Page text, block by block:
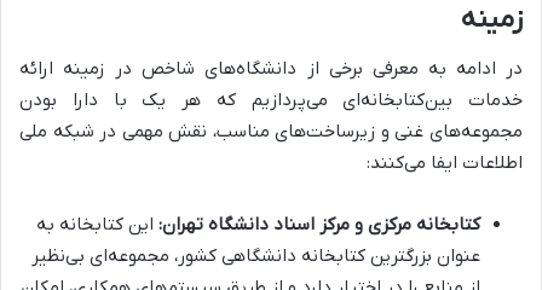
زمینه
در ادامه به معرفی برخی از دانشگاه‌های شاخص در زمینه ارائه
خدمات بین‌کتابخانه‌ای می‌پردازیم که هر یک با دارا بودن
مجموعه‌های غنی و زیرساخت‌های مناسب، نقش مهمی در شبکه ملی
اطلاعات ایفا می‌کنند:
کتابخانه مرکزی و مرکز اسناد دانشگاه تهران: این کتابخانه به
عنوان بزرگترین کتابخانه دانشگاهی کشور، مجموعه‌ای بی‌نظیر